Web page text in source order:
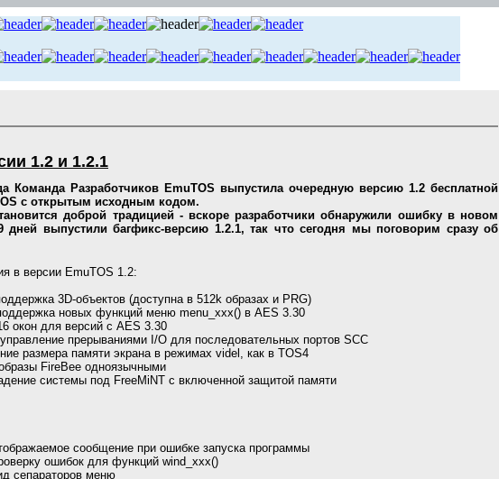
1.2 и 1.2.1
Команда Разработчиков EmuTOS выпустила очередную версию 1.2 бесплатной
с открытым исходным кодом.
доброй традицией - вскоре разработчики обнаружили ошибку в новом
дней выпустили багфикс-версию 1.2.1, так что сегодня мы поговорим сразу об
в версии EmuTOS 1.2:
3D-объектов (доступна в 512k образах и PRG)
новых функций меню menu_xxx() в AES 3.30
окон для версий с AES 3.30
прерываниями I/O для последовательных портов SCC
размера памяти экрана в режимах videl, как в TOS4
FireBee одноязычными
системы под FreeMiNT с включенной защитой памяти
сообщение при ошибке запуска программы
ошибок для функций wind_xxx()
сепараторов меню